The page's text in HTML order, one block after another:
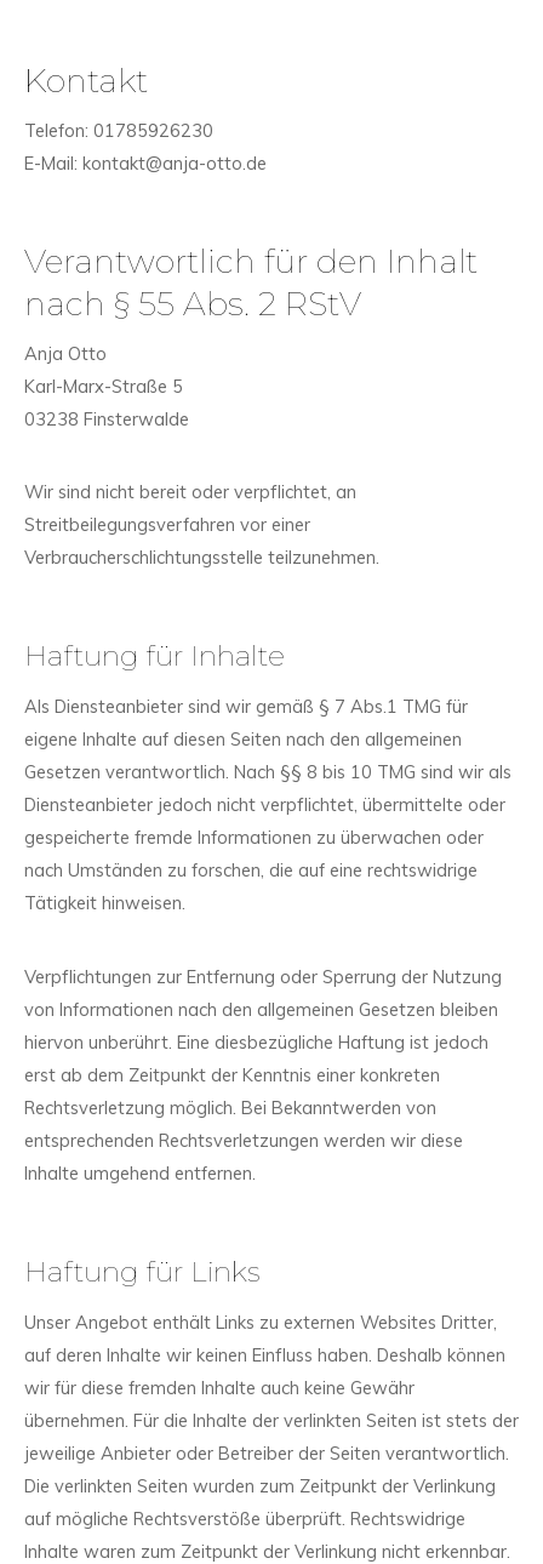
Kontakt
Telefon: 01785926230
E-Mail: kontakt@anja-otto.de
Verantwortlich für den Inhalt
nach § 55 Abs. 2 RStV
Anja Otto
Karl-Marx-Straße 5
03238 Finsterwalde
Wir sind nicht bereit oder verpflichtet, an
Streitbeilegungsverfahren vor einer
Verbraucherschlichtungsstelle teilzunehmen.
Haftung für Inhalte
Als Diensteanbieter sind wir gemäß § 7 Abs.1 TMG für
eigene Inhalte auf diesen Seiten nach den allgemeinen
Gesetzen verantwortlich. Nach §§ 8 bis 10 TMG sind wir als
Diensteanbieter jedoch nicht verpflichtet, übermittelte oder
gespeicherte fremde Informationen zu überwachen oder
nach Umständen zu forschen, die auf eine rechtswidrige
Tätigkeit hinweisen.
Verpflichtungen zur Entfernung oder Sperrung der Nutzung
von Informationen nach den allgemeinen Gesetzen bleiben
hiervon unberührt. Eine diesbezügliche Haftung ist jedoch
erst ab dem Zeitpunkt der Kenntnis einer konkreten
Rechtsverletzung möglich. Bei Bekanntwerden von
entsprechenden Rechtsverletzungen werden wir diese
Inhalte umgehend entfernen.
Haftung für Links
Unser Angebot enthält Links zu externen Websites Dritter,
auf deren Inhalte wir keinen Einfluss haben. Deshalb können
wir für diese fremden Inhalte auch keine Gewähr
übernehmen. Für die Inhalte der verlinkten Seiten ist stets der
jeweilige Anbieter oder Betreiber der Seiten verantwortlich.
Die verlinkten Seiten wurden zum Zeitpunkt der Verlinkung
auf mögliche Rechtsverstöße überprüft. Rechtswidrige
Inhalte waren zum Zeitpunkt der Verlinkung nicht erkennbar.